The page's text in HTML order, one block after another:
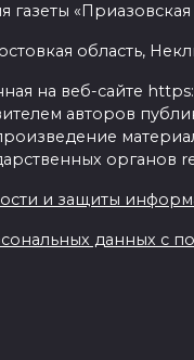
«Приазовская
область,
на веб-сайте
авторов
органов
и защиты
данных с